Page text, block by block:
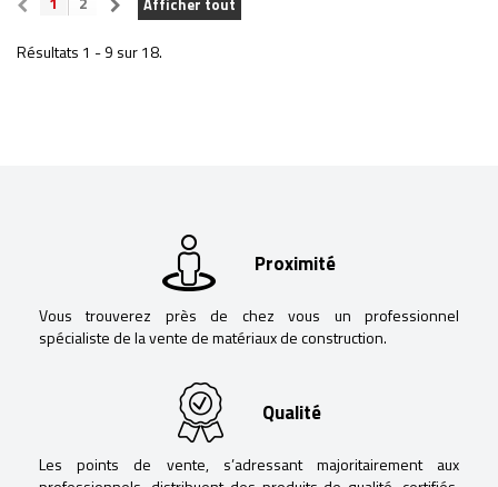
Afficher tout
Résultats 1 - 9 sur 18.
Proximité
Vous trouverez près de chez vous un professionnel
spécialiste de la vente de matériaux de construction.
Qualité
Les points de vente, s’adressant majoritairement aux